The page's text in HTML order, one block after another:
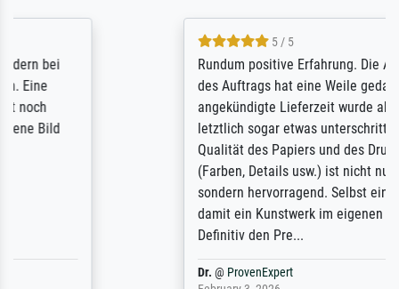
Rundum positive Erfahrung. Die Ausführung
des Auftrags hat eine Weile gedauert, die
angekündigte Lieferzeit wurde aber
letztlich sogar etwas unterschritten. Die
Qualität des Papiers und des Drucks
(Farben, Details usw.) ist nicht nur gut,
sondern hervorragend. Selbst ein Druck ist
damit ein Kunstwerk im eigenen Sinne.